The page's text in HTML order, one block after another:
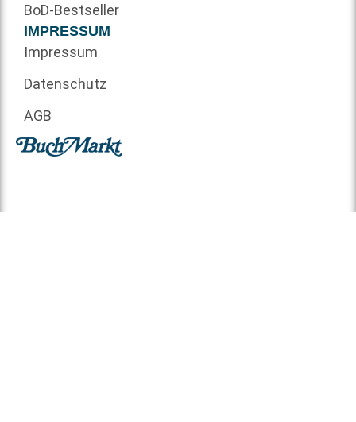
BoD-Bestseller
IMPRESSUM
Impressum
Datenschutz
AGB